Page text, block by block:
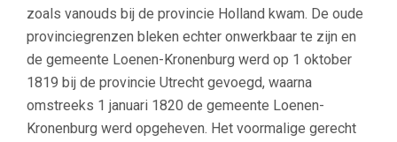
zoals vanouds bij de provincie Holland kwam. De oude
provinciegrenzen bleken echter onwerkbaar te zijn en
de gemeente Loenen-Kronenburg werd op 1 oktober
1819 bij de provincie Utrecht gevoegd, waarna
omstreeks 1 januari 1820 de gemeente Loenen-
Kronenburg werd opgeheven. Het voormalige gerecht